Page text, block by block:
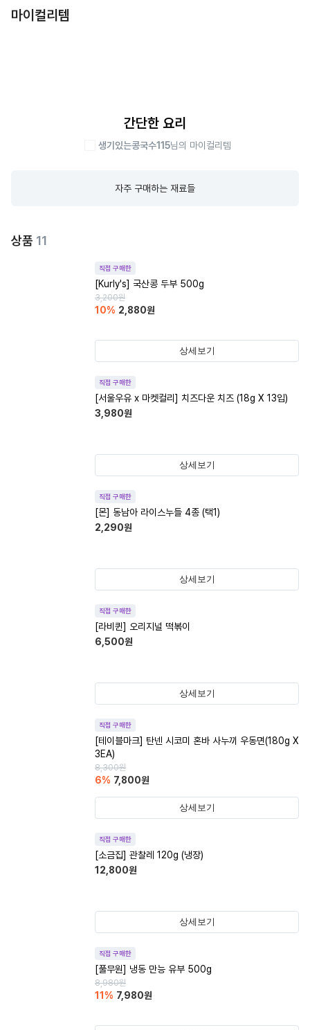
마이컬리템
간단한 요리
생기있는콩국수115님의 마이컬리템
자주 구매하는 재료들
상품 11
직접 구매한
[Kurly's] 국산콩 두부 500g
3,200원
10% 2,880원
상세보기
직접 구매한
[서울우유 x 마켓컬리] 치즈다운 치즈 (18g X 13입)
3,980원
상세보기
직접 구매한
[몬] 동남아 라이스누들 4종 (택1)
2,290원
상세보기
직접 구매한
[라비퀸] 오리지널 떡볶이
6,500원
상세보기
직접 구매한
[테이블마크] 탄넨 시코미 혼바 사누끼 우동면(180g X
3EA)
8,300원
6% 7,800원
상세보기
직접 구매한
[소금집] 관찰레 120g (냉장)
12,800원
상세보기
직접 구매한
[풀무원] 냉동 만능 유부 500g
8,980원
11 % 7,980원